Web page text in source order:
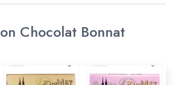
Chocolat Bonnat